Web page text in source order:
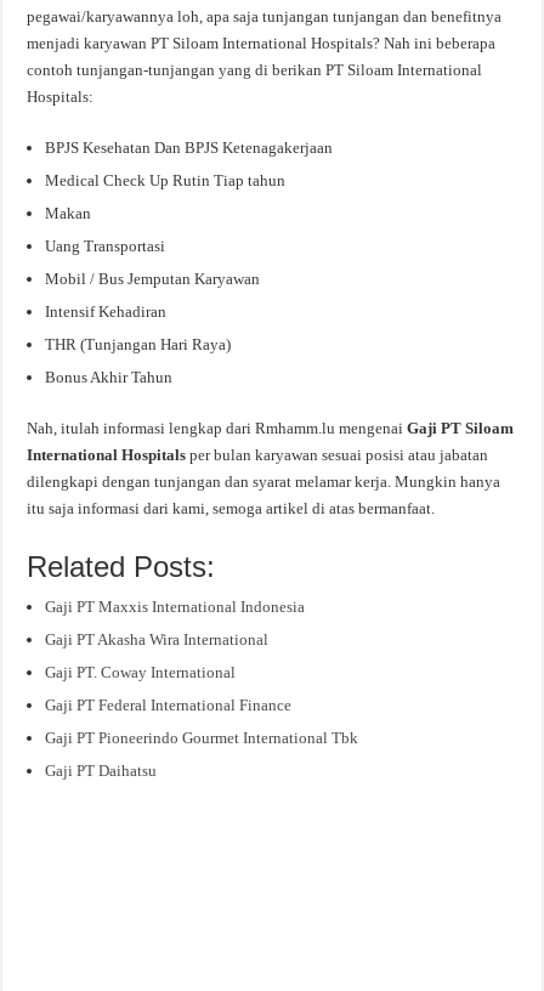
pegawai/karyawannya loh, apa saja tunjangan tunjangan dan benefitnya
menjadi karyawan PT Siloam International Hospitals? Nah ini beberapa
contoh tunjangan-tunjangan yang di berikan PT Siloam International
Hospitals:
BPJS Kesehatan Dan BPJS Ketenagakerjaan
Medical Check Up Rutin Tiap tahun
Makan
Uang Transportasi
Mobil / Bus Jemputan Karyawan
Intensif Kehadiran
THR (Tunjangan Hari Raya)
Bonus Akhir Tahun
Nah, itulah informasi lengkap dari Rmhamm.lu mengenaiGaji PT Siloam
International Hospitalsper bulan karyawan sesuai posisi atau jabatan
dilengkapi dengan tunjangan dan syarat melamar kerja. Mungkin hanya
itu saja informasi dari kami, semoga artikel di atas bermanfaat.
Related Posts:
Gaji PT Maxxis International Indonesia
Gaji PT Akasha Wira International
Gaji PT. Coway International
Gaji PT Federal International Finance
Gaji PT Pioneerindo Gourmet International Tbk
Gaji PT Daihatsu